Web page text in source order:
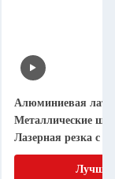
Алюминиевая
Металлические
Лазерная резка с